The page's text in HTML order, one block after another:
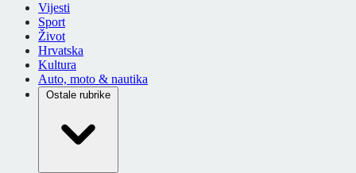
Vijesti
Sport
Život
Hrvatska
Kultura
Auto, moto & nautika
Ostale rubrike